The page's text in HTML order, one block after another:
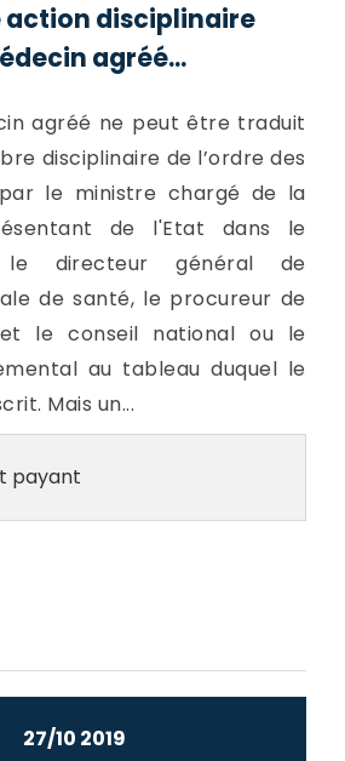
disciplinaire
agréé...
agréé ne peut être traduit
disciplinaire de l’ordre des
le ministre chargé de la
de l'Etat dans le
le directeur général de
de santé, le procureur de
le conseil national ou le
au tableau duquel le
Mais un...
payant
27/10 2019